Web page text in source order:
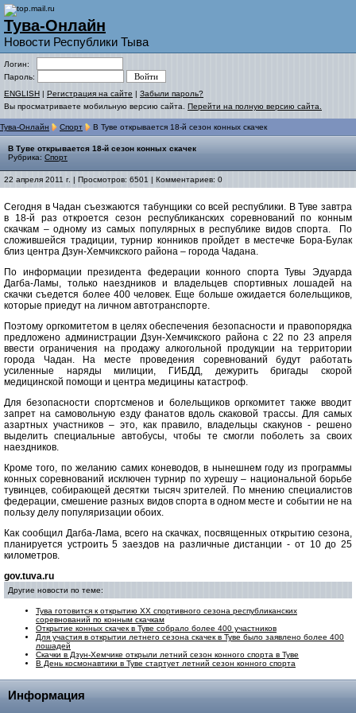
Тува-Онлайн
Новости Республики Тыва
Логин:
Пароль:
ENGLISH | Регистрация на сайте | Забыли пароль?
Вы просматриваете мобильную версию сайта. Перейти на полную версию сайта.
Тува-Онлайн Спорт В Туве открывается 18-й сезон конных скачек
В Туве открывается 18-й сезон конных скачек
Рубрика: Спорт
22 апреля 2011 г. | Просмотров: 6501 | Комментариев: 0
Сегодня в Чадан съезжаются табунщики со всей республики. В Туве завтра
в 18-й раз откроется сезон республиканских соревнований по конным
скачкам – одному из самых популярных в республике видов спорта. По
сложившейся традиции, турнир конников пройдет в местечке Бора-Булак
близ центра Дзун-Хемчикского района – города Чадана.
По информации президента федерации конного спорта Тувы Эдуарда
Дагба-Ламы, только наездников и владельцев спортивных лошадей на
скачки съедется более 400 человек. Еще больше ожидается болельщиков,
которые приедут на личном автотранспорте.
Поэтому оргкомитетом в целях обеспечения безопасности и правопорядка
предложено администрации Дзун-Хемчикского района с 22 по 23 апреля
ввести ограничения на продажу алкогольной продукции на территории
города Чадан. На месте проведения соревнований будут работать
усиленные наряды милиции, ГИБДД, дежурить бригады скорой
медицинской помощи и центра медицины катастроф.
Для безопасности спортсменов и болельщиков оргкомитет также вводит
запрет на самовольную езду фанатов вдоль скаковой трассы. Для самых
азартных участников – это, как правило, владельцы скакунов - решено
выделить специальные автобусы, чтобы те смогли поболеть за своих
наездников.
Кроме того, по желанию самих коневодов, в нынешнем году из программы
конных соревнований исключен турнир по хурешу – национальной борьбе
тувинцев, собирающей десятки тысяч зрителей. По мнению специалистов
федерации, смешение разных видов спорта в одном месте и событии не на
пользу делу популяризации обоих.
Как сообщил Дагба-Лама, всего на скачках, посвященных открытию сезона,
планируется устроить 5 заездов на различные дистанции - от 10 до 25
километров.
gov.tuva.ru
Другие новости по теме:
Тува готовится к открытию XX спортивного сезона республиканских
соревнований по конным скачкам
Открытие конных скачек в Туве собрало более 400 участников
Для участия в открытии летнего сезона скачек в Туве было заявлено более 400
лошадей
Скачки в Дзун-Хемчике открыли летний сезон конного спорта в Туве
В День космонавтики в Туве стартует летний сезон конного спорта
Информация